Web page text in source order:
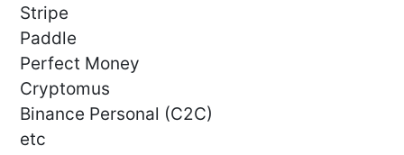
Stripe
Paddle
Perfect Money
Cryptomus
Binance Personal (C2C)
etc